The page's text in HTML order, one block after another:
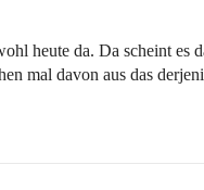
heute da. Da scheint es
mal davon aus das